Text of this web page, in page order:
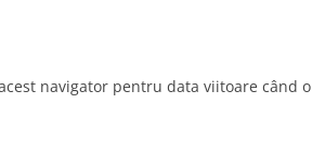
navigator pentru data viitoare când o